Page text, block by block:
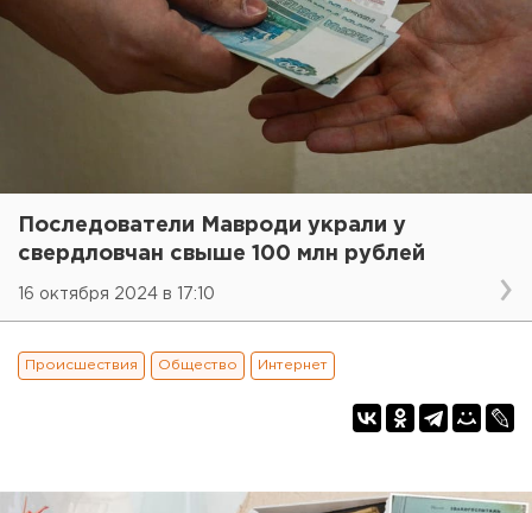
Последователи Мавроди украли у
свердловчан свыше 100 млн рублей
16 октября 2024 в 17:10
Происшествия Общество Интернет